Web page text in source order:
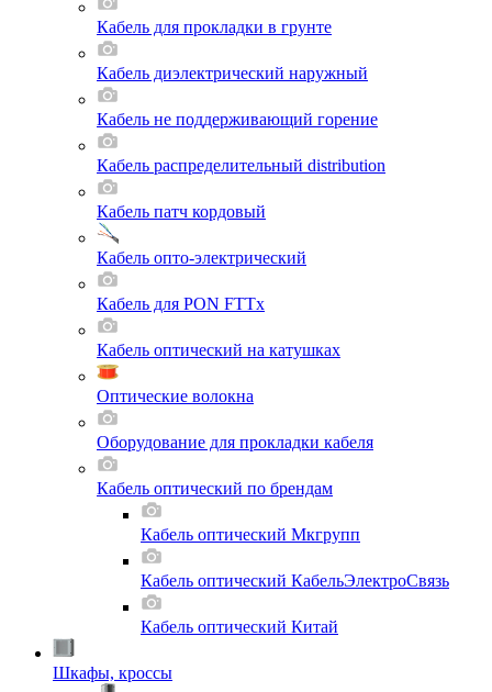
Кабель для прокладки в грунте
Кабель диэлектрический наружный
Кабель не поддерживающий горение
Кабель распределительный distribution
Кабель патч кордовый
Кабель опто-электрический
Кабель для PON FTTx
Кабель оптический на катушках
Оптические волокна
Оборудование для прокладки кабеля
Кабель оптический по брендам
Кабель оптический Мкгрупп
Кабель оптический КабельЭлектроСвязь
Кабель оптический Китай
Шкафы, кроссы